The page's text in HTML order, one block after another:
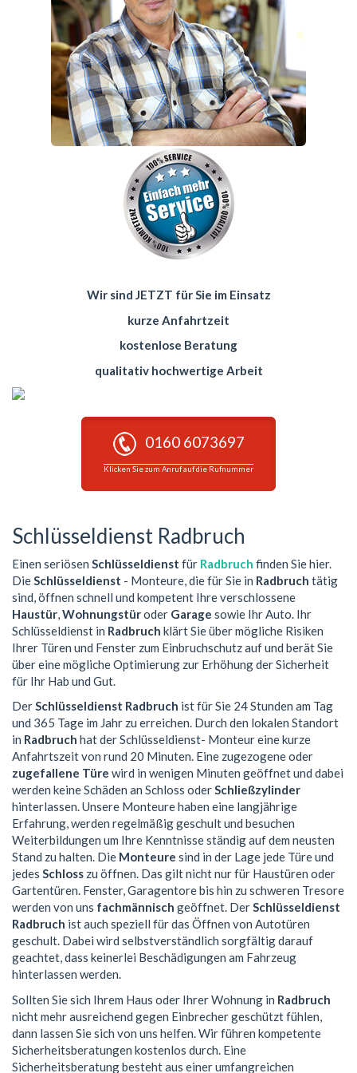
Wir sind JETZT für Sie im Einsatz
kurze Anfahrtzeit
kostenlose Beratung
qualitativ hochwertige Arbeit
0160 6073697
Klicken Sie zum Anruf auf die Rufnummer
Schlüsseldienst Radbruch
Einen seriösen Schlüsseldienst für Radbruch finden Sie hier.
DieSchlüsseldienst - Monteure, die für Sie in Radbruch tätig
sind, öffnen schnell und kompetent Ihre verschlossene
Haustür,Wohnungstüroder Garage sowie Ihr Auto. Ihr
Schlüsseldienst in Radbruch klärt Sie über mögliche Risiken
Ihrer Türen und Fenster zum Einbruchschutz auf und berät Sie
über eine mögliche Optimierung zur Erhöhung der Sicherheit
für Ihr Hab und Gut.
DerSchlüsseldienst Radbruch ist für Sie 24 Stunden am Tag
und 365 Tage im Jahr zu erreichen. Durch den lokalen Standort
in Radbruch hat der Schlüsseldienst- Monteur eine kurze
Anfahrtszeit von rund 20 Minuten. Eine zugezogene oder
zugefallene Türe wird in wenigen Minuten geöffnet und dabei
werden keine Schäden an Schloss oderSchließzylinder
hinterlassen. Unsere Monteure haben eine langjährige
Erfahrung, werden regelmäßig geschult und besuchen
Weiterbildungen um Ihre Kenntnisse ständig auf dem neusten
Stand zu halten. Die Monteure sind in der Lage jede Türe und
jedes Schloss zu öffnen. Das gilt nicht nur für Haustüren oder
Gartentüren. Fenster, Garagentore bis hin zu schweren Tresore
werden von uns fachmännisch geöffnet. DerSchlüsseldienst
Radbruch ist auch speziell für das Öffnen von Autotüren
geschult. Dabei wird selbstverständlich sorgfältig darauf
geachtet, dass keinerlei Beschädigungen am Fahrzeug
hinterlassen werden.
Sollten Sie sich Ihrem Haus oder Ihrer Wohnung in Radbruch
nicht mehr ausreichend gegen Einbrecher geschützt fühlen,
dann lassen Sie sich von uns helfen. Wir führen kompetente
Sicherheitsberatungen kostenlos durch. Eine
Sicherheitsberatung besteht aus einer umfangreichen